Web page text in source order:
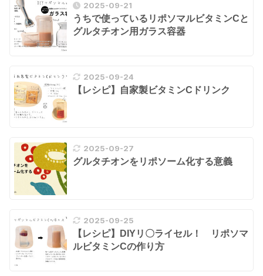
2025-09-21
うちで使っているリポソマルビタミンCと
グルタチオン用ガラス容器
2025-09-24
【レシピ】自家製ビタミンCドリンク
2025-09-27
グルタチオンをリポソーム化する意義
2025-09-25
【レシピ】DIYリ〇ライセル！ リポソマ
ルビタミンCの作り方